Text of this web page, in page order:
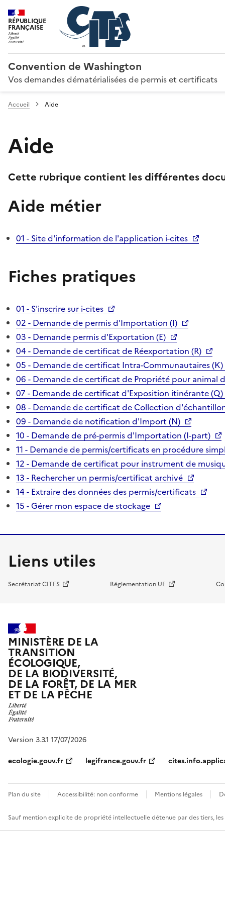
RÉPUBLIQUE
FRANÇAISE
Convention de Washington
Vos demandes dématérialisées de permis et certificats
Accueil Aide
Aide
Cette rubrique contient les différentes
Aide métier
01 - Site d'information de l'application i-cites
Fiches pratiques
01 - S'inscrire sur i-cites
02 - Demande de permis d'Importation (I)
03 - Demande permis d'Exportation (E)
04 - Demande de certificat de Réexportation (R)
05 - Demande de certificat Intra-Communautaires (K)
06 - Demande de certificat de Propriété pour animal
07 - Demande de certificat d'Exposition itinérante (Q)
08 - Demande de certificat de Collection
09 - Demande de notification d'Import (N)
10 - Demande de pré-permis d'Importation (I-part)
11 - Demande de permis/certificats en procédure
12 - Demande de certificat pour instrument de
13 - Rechercher un permis/certificat archivé
14 - Extraire des données des permis/certificats
15 - Gérer mon espace de stockage
Liens utiles
Secrétariat CITES Réglementation UE
MINISTÈRE DE LA
TRANSITION
ÉCOLOGIQUE,
DE LA BIODIVERSITÉ,
DE LA FORÊT, DE LA MER
ET DE LA PÊCHE
Version 3.3.1 17/07/2026
ecologie.gouv.fr
legifrance.gouv.fr
Plan du site Accessibilité: non conforme Mentions légales
Sauf mention explicite de propriété intellectuelle détenue par des tiers,